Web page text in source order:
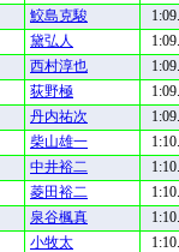
鮫島克駿
黛弘人
西村淳也
荻野極
丹内祐次
柴山雄一
中井裕二
菱田裕二
泉谷楓真
小牧太